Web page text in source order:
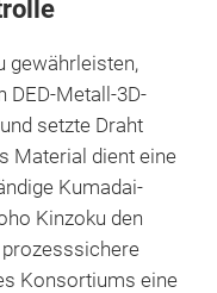
gewährleisten,
DED-Metall-3D-
setzte Draht
Material dient eine
Kumadai-
Kinzoku den
Konsortiums eine